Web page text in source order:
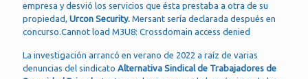
empresa y desvió los servicios que ésta prestaba a otra de su
propiedad, Urcon Security. Mersant sería declarada después en
concurso.Cannot load M3U8: Crossdomain access denied
La investigación arrancó en verano de 2022 a raíz de varias
denuncias del sindicato Alternativa Sindical de Trabajadores de